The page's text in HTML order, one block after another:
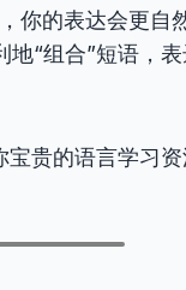
你的表达会更自
“组合”短语，
贵的语言学习